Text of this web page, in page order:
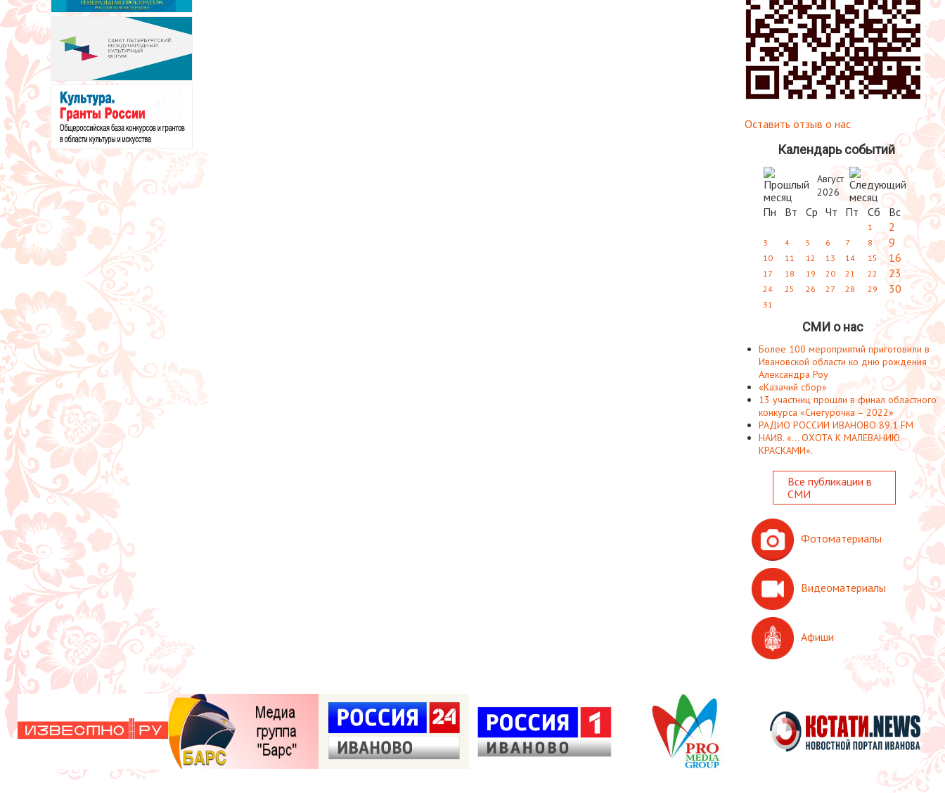
Оставить отзыв о нас
Календарь событий
Август
2026
Пн Вт Ср Чт Пт Сб Вс
1 2
3 4 5 6 7 8 9
10 11 12 13 14 15 16
17 18 19 20 21 22 23
24 25 26 27 28 29 30
31
СМИ о нас
Более 100 мероприятий приготовили в
Ивановской области ко дню рождения
Александра Роу
«Казачий сбор»
13 участниц прошли в финал областного
конкурса «Снегурочка – 2022»
РАДИО РОССИИ ИВАНОВО 89.1 FM
НАИВ. «... ОХОТА К МАЛЕВАНИЮ
КРАСКАМИ».
Все публикации в
СМИ
Фотоматериалы
Видеоматериалы
Афиши